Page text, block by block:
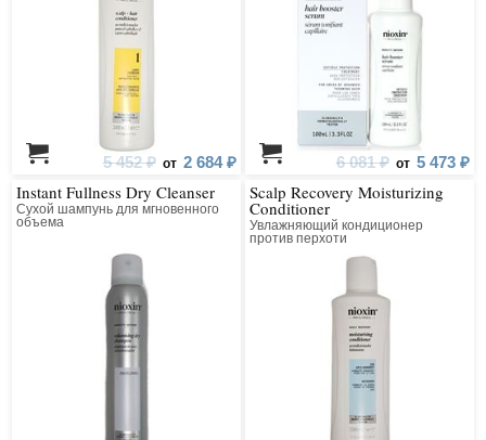
5 452 ₽ от 2 684 ₽ 6 081 ₽ от 5 473 ₽
Instant Fullness Dry Cleanser
Сухой шампунь для мгновенного
объема
Scalp Recovery Moisturizing
Conditioner
Увлажняющий кондиционер
против перхоти